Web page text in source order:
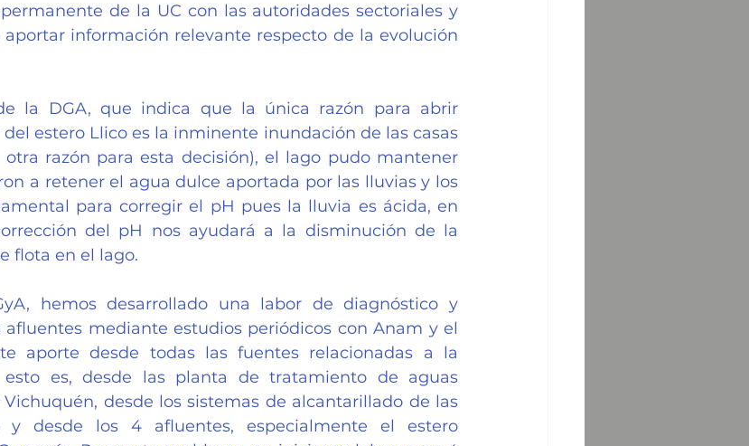
de la UC con las autoridades sectoriales y
información relevante respecto de la evolución
la DGA, que indica que la única razón para abrir
estero Llico es la inminente inundación de las casas
razón para esta decisión), el lago pudo mantener
a retener el agua dulce aportada por las lluvias y los
para corregir el pH pues la lluvia es ácida, en
del pH nos ayudará a la disminución de la
flota en el lago.
hemos desarrollado una labor de diagnóstico y
afluentes mediante estudios periódicos con Anam y el
aporte desde todas las fuentes relacionadas a la
esto es, desde las planta de tratamiento de aguas
Vichuquén, desde los sistemas de alcantarillado de las
y desde los 4 afluentes, especialmente el estero